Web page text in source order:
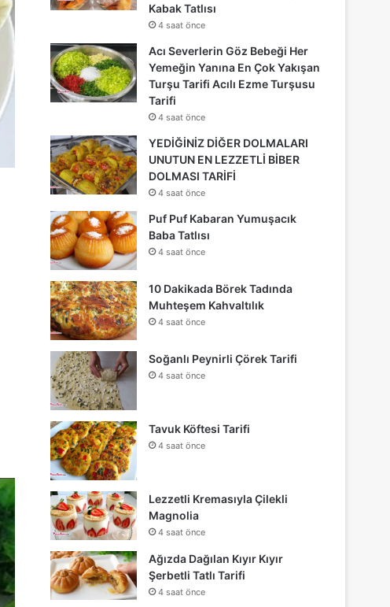
Kabak Tatlısı
4 saat önce
Acı Severlerin Göz Bebeği Her
Yemeğin Yanına En Çok Yakışan
Turşu Tarifi Acılı Ezme Turşusu
Tarifi
4 saat önce
YEDİĞİNİZ DİĞER DOLMALARI
UNUTUN EN LEZZETLİ BİBER
DOLMASI TARİFİ
4 saat önce
Puf Puf Kabaran Yumuşacık
Baba Tatlısı
4 saat önce
10 Dakikada Börek Tadında
Muhteşem Kahvaltılık
4 saat önce
Soğanlı Peynirli Çörek Tarifi
4 saat önce
Tavuk Köftesi Tarifi
4 saat önce
Lezzetli Kremasıyla Çilekli
Magnolia
4 saat önce
Ağızda Dağılan Kıyır Kıyır
Şerbetli Tatlı Tarifi
4 saat önce